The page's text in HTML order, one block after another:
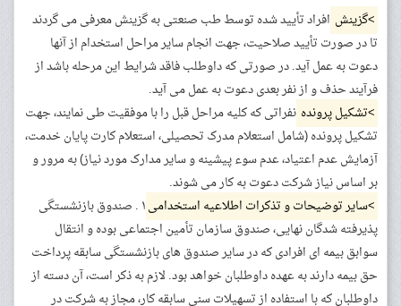
>گزینش افراد تأیید شده توسط طب صنعتی به گزینش معرفی می گردند
تا در صورت تأیید صلاحیت، جهت انجام سایر مراحل استخدام از آنها
دعوت به عمل آید. در صورتی که داوطلب فاقد شرایط این مرحله باشد از
فرآیند حذف و از نفر بعدی دعوت به عمل می آید.
>تشکیل پرونده نفراتی که کلیه مراحل قبل را با موفقیت طی نمایند، جهت
تشکیل پرونده (شامل استعلام مدرک تحصیلی، استعلام کارت پایان خدمت،
آزمایش عدم اعتیاد، عدم سوء پیشینه و سایر مدارک مورد نیاز) به مرور و
بر اساس نیاز شرکت دعوت به کار می شوند.
>سایر توضیحات و تذکرات اطلاعیه استخدامی ۱ . صندوق بازنشستگی
پذیرفته شدگان نهایی، صندوق سازمان تأمین اجتماعی بوده و انتقال
سوابق بیمه ای افرادی که در سایر صندوق های بازنشستگی سابقه پرداخت
حق بیمه دارند به عهده داوطلبان خواهد بود. لازم به ذکر است، آن دسته از
داوطلبان که با استفاده از تسهیلات سنی سابقه کار، مجاز به شرکت در